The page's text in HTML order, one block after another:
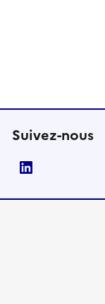
Suivez-nous